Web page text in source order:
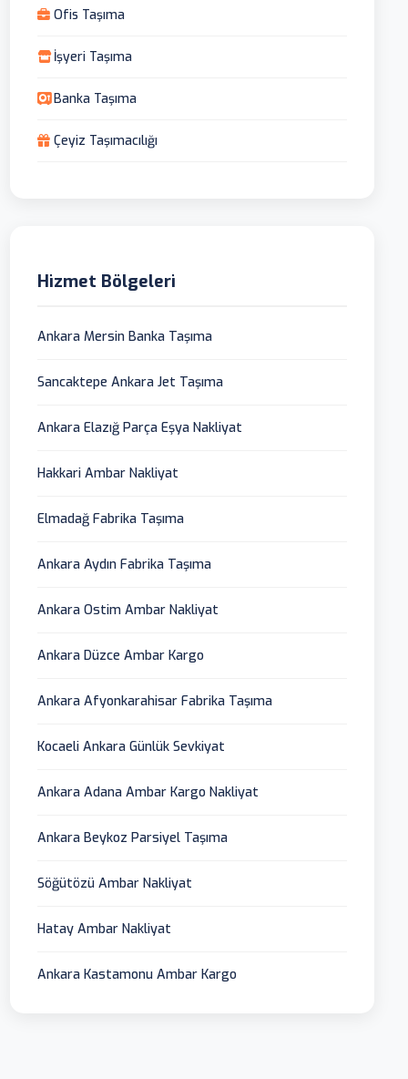
Ofis Taşıma
İşyeri Taşıma
Banka Taşıma
Çeyiz Taşımacılığı
Hizmet Bölgeleri
Ankara Mersin Banka Taşıma
Sancaktepe Ankara Jet Taşıma
Ankara Elazığ Parça Eşya Nakliyat
Hakkari Ambar Nakliyat
Elmadağ Fabrika Taşıma
Ankara Aydın Fabrika Taşıma
Ankara Ostim Ambar Nakliyat
Ankara Düzce Ambar Kargo
Ankara Afyonkarahisar Fabrika Taşıma
Kocaeli Ankara Günlük Sevkiyat
Ankara Adana Ambar Kargo Nakliyat
Ankara Beykoz Parsiyel Taşıma
Söğütözü Ambar Nakliyat
Hatay Ambar Nakliyat
Ankara Kastamonu Ambar Kargo